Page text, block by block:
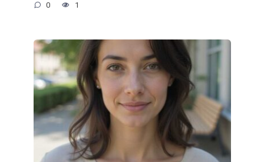
0 1